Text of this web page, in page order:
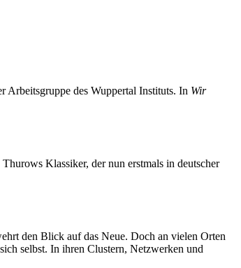
Arbeitsgruppe des Wuppertal Instituts. In Wir
Klassiker, der nun erstmals in deutscher
den Blick auf das Neue. Doch an vielen Orten
selbst. In ihren Clustern, Netzwerken und